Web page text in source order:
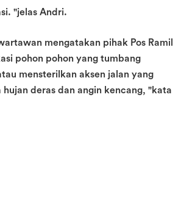
"jelas Andri.
mengatakan pihak Pos Ramil
pohon pohon yang tumbang
mensterilkan aksen jalan yang
deras dan angin kencang, "kata